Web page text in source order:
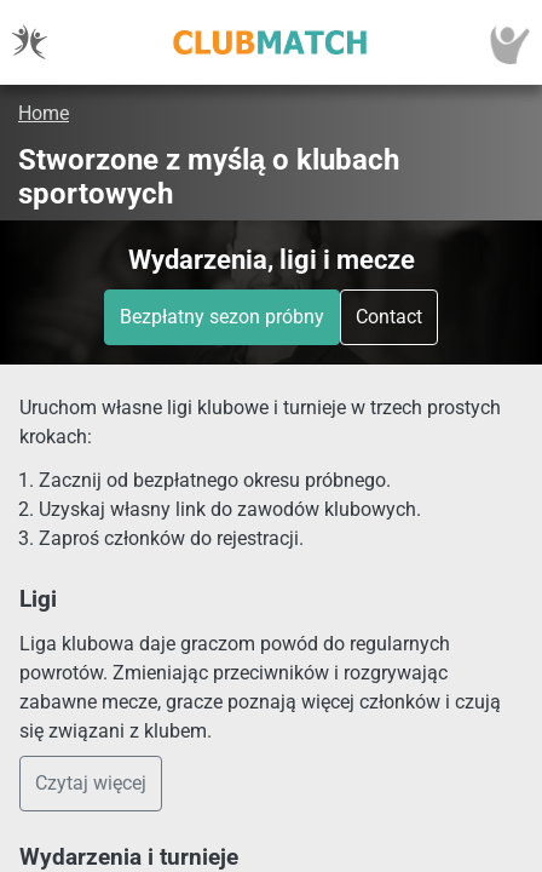
Home
Stworzone z myślą o klubach
sportowych
Wydarzenia, ligi i mecze
Bezpłatny sezon próbny Contact
Uruchom własne ligi klubowe i turnieje w trzech prostych
krokach:
Zacznij od bezpłatnego okresu próbnego.
Uzyskaj własny link do zawodów klubowych.
Zaproś członków do rejestracji.
Ligi
Liga klubowa daje graczom powód do regularnych
powrotów. Zmieniając przeciwników i rozgrywając
zabawne mecze, gracze poznają więcej członków i czują
się związani z klubem.
Czytaj więcej
Wydarzenia i turnieje